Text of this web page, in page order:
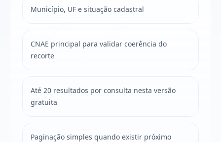
Município, UF e situação cadastral
CNAE principal para validar coerência do
recorte
Até 20 resultados por consulta nesta versão
gratuita
Paginação simples quando existir próximo